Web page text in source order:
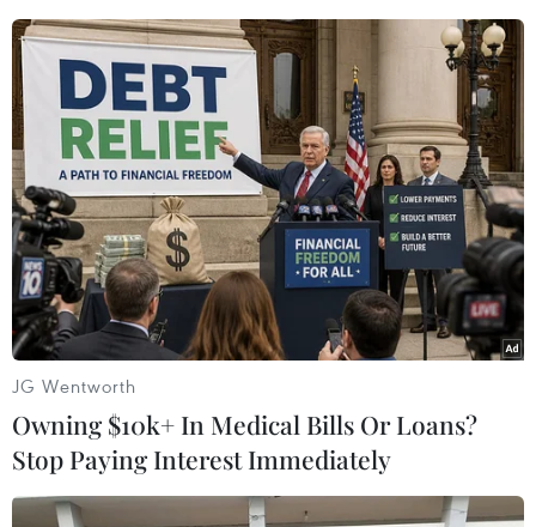
#Du lịch #Trung Quốc
#Tập Cận Bình
#Đảng Cộng sản Trung Quốc
#Thông tin đồ họa
#Infographics
#Graphic News
#Tin tức
#Tin mới trong ngày
#Tin nóng trong ngày
JG Wentworth
Owning $10k+ In Medical Bills Or Loans?
Stop Paying Interest Immediately